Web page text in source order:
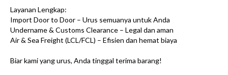
Layanan Lengkap:
Import Door to Door – Urus semuanya untuk Anda
Undername & Customs Clearance – Legal dan aman
Air & Sea Freight (LCL/FCL) – Efisien dan hemat biaya
Biar kami yang urus, Anda tinggal terima barang!